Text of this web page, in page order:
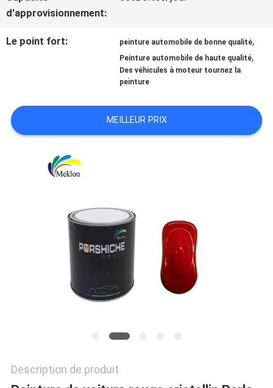
NOUVELLES
SOUMISSION
POLITIQUE
d'approvisionnement:
Le point fort: peinture automobile de bonne qualité,
Peinture automobile de haute qualité,
Des véhicules à moteur tournez la
peinture
MEILLEUR PRIX
Description de produit